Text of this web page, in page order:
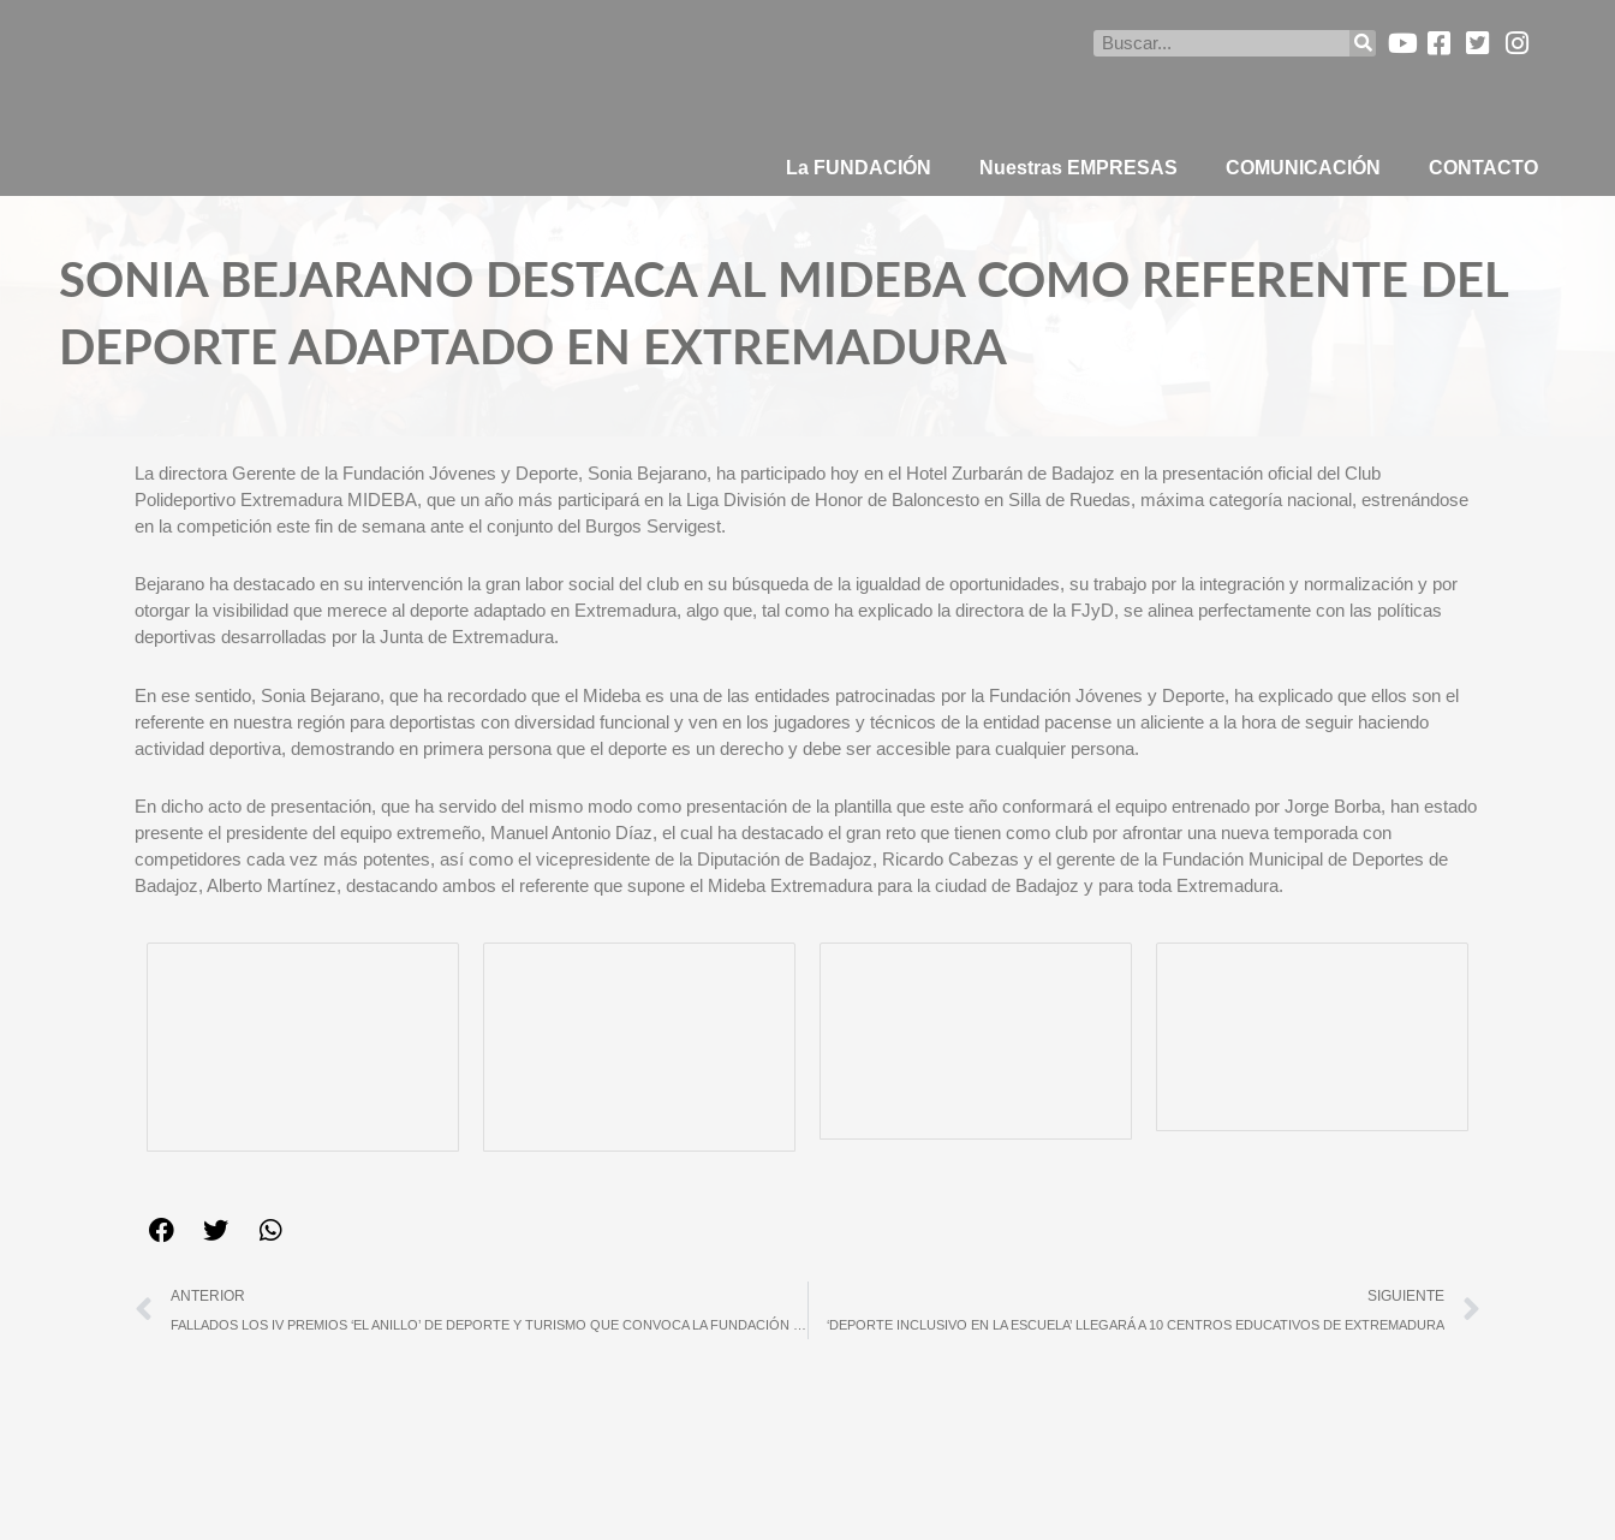
Buscar
La FUNDACIÓN Nuestras EMPRESAS COMUNICACIÓN CONTACTO
SONIA BEJARANO DESTACA AL MIDEBA COMO REFERENTE DEL
DEPORTE ADAPTADO EN EXTREMADURA
La directora Gerente de la Fundación Jóvenes y Deporte, Sonia Bejarano, ha participado hoy en el Hotel Zurbarán de Badajoz en la presentación oficial del Club
Polideportivo Extremadura MIDEBA, que un año más participará en la Liga División de Honor de Baloncesto en Silla de Ruedas, máxima categoría nacional, estrenándose
en la competición este fin de semana ante el conjunto del Burgos Servigest.
Bejarano ha destacado en su intervención la gran labor social del club en su búsqueda de la igualdad de oportunidades, su trabajo por la integración y normalización y por
otorgar la visibilidad que merece al deporte adaptado en Extremadura, algo que, tal como ha explicado la directora de la FJyD, se alinea perfectamente con las políticas
deportivas desarrolladas por la Junta de Extremadura.
En ese sentido, Sonia Bejarano, que ha recordado que el Mideba es una de las entidades patrocinadas por la Fundación Jóvenes y Deporte, ha explicado que ellos son el
referente en nuestra región para deportistas con diversidad funcional y ven en los jugadores y técnicos de la entidad pacense un aliciente a la hora de seguir haciendo
actividad deportiva, demostrando en primera persona que el deporte es un derecho y debe ser accesible para cualquier persona.
En dicho acto de presentación, que ha servido del mismo modo como presentación de la plantilla que este año conformará el equipo entrenado por Jorge Borba, han estado
presente el presidente del equipo extremeño, Manuel Antonio Díaz, el cual ha destacado el gran reto que tienen como club por afrontar una nueva temporada con
competidores cada vez más potentes, así como el vicepresidente de la Diputación de Badajoz, Ricardo Cabezas y el gerente de la Fundación Municipal de Deportes de
Badajoz, Alberto Martínez, destacando ambos el referente que supone el Mideba Extremadura para la ciudad de Badajoz y para toda Extremadura.
Ant
ANTERIOR SIGUIENTE
‘DEPORTE INCLUSIVO EN LA ESCUELA’ LLEGARÁ A 10 CENTROS EDUCATIVOS DE EXTREMADURA